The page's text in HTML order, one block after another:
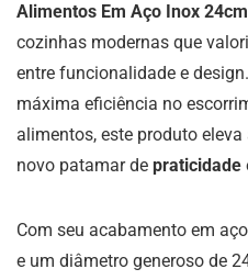
Alimentos Em Aço Inox 24cm
cozinhas modernas que
entre funcionalidade e
máxima eficiência no
alimentos, este produto
novo patamar de praticidade
Com seu acabamento em
e um diâmetro generoso de